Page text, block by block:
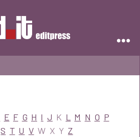
E F G H I J K L M N O P
S T U V W X Y Z